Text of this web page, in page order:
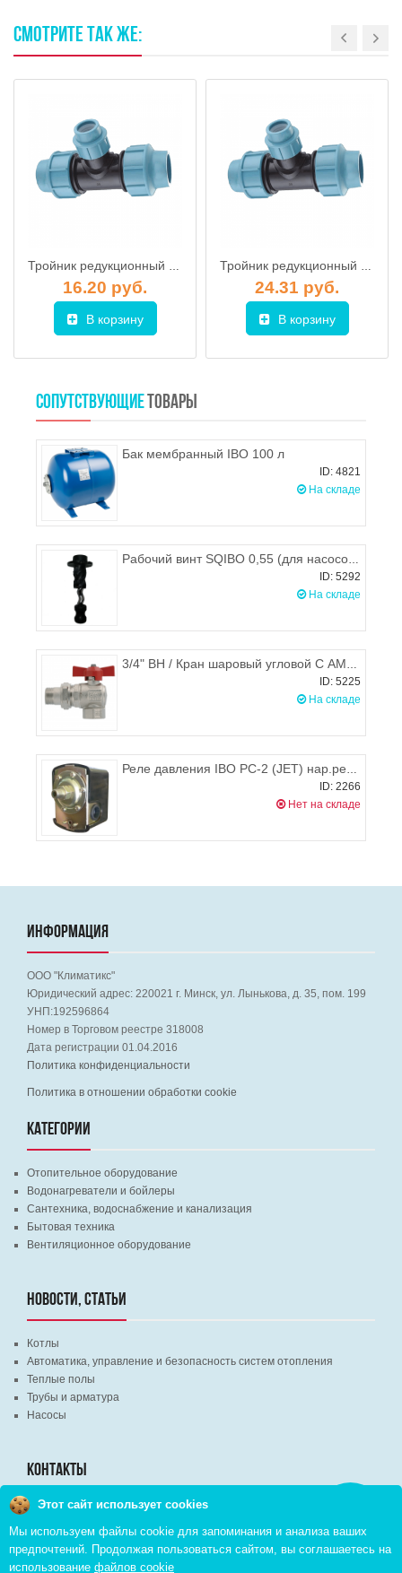
СМОТРИТЕ ТАКЖЕ:
Тройник редукционный ПЭ 32х25х32 Unidelta
16.20 руб.
В корзину
Тройник редукционный ПЭ 40х25х40 Unidelta
24.31 руб.
В корзину
СОПУТСТВУЮЩИЕ ТОВАРЫ
Бак мембранный IBO 100 л
ID: 4821
На складе
Рабочий винт SQIBO 0,55 (для насосов IBO)
ID: 5292
На складе
3/4" ВН / Кран шаровый угловой С АМЕРИКАНКОЙ ник. Ду20 IDEAL, ручка бабочка, ITAP 2980034
ID: 5225
На складе
Реле давления IBO PC-2 (JET) нар.резьба
ID: 2266
Нет на складе
ИНФОРМАЦИЯ
ООО "Климатикс"
Юридический адрес: 220021 г. Минск, ул. Лынькова, д. 35, пом. 199
УНП:192596864
Номер в Торговом реестре 318008
Дата регистрации 01.04.2016
Политика конфиденциальности
Политика в отношении обработки cookie
КАТЕГОРИИ
Отопительное оборудование
Водонагреватели и бойлеры
Сантехника, водоснабжение и канализация
Бытовая техника
Вентиляционное оборудование
НОВОСТИ, СТАТЬИ
Котлы
Автоматика, управление и безопасность систем отопления
Теплые полы
Трубы и арматура
Насосы
КОНТАКТЫ
г. Минск, ВЦ "Экспобел", строительный рынок, павильон № 8c
г. Минск, ул. М. Лынькова, д. 35, пом. 199
+375 (29) 110-46-46 (А1)
+375 (29) 373-90-16 (A1)
Этот сайт использует cookies
Мы используем файлы cookie для запоминания и анализа ваших
предпочтений. Продолжая пользоваться сайтом, вы соглашаетесь на
использование файлов cookie